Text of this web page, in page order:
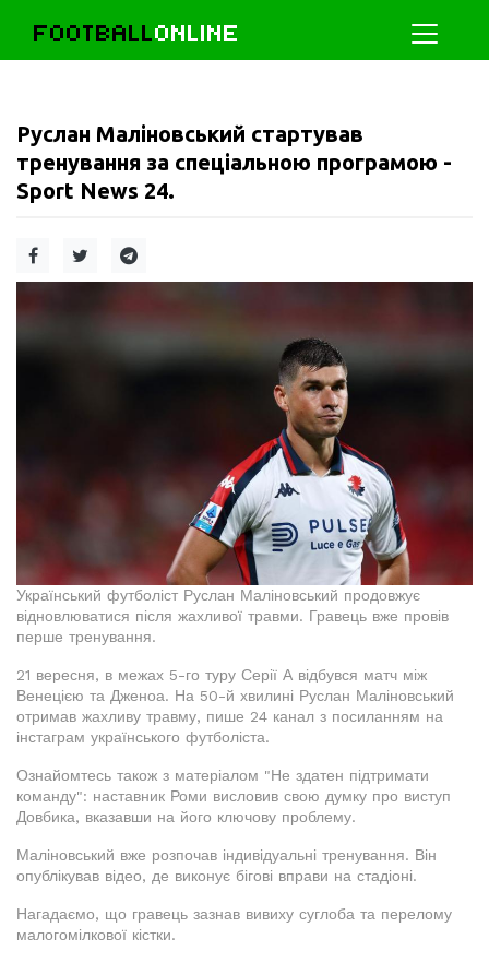
FOOTBALLONLINE
Руслан Маліновський стартував
тренування за спеціальною програмою -
Sport News 24.
Український футболіст Руслан Маліновський продовжує
відновлюватися після жахливої травми. Гравець вже провів
перше тренування.
21 вересня, в межах 5-го туру Серії А відбувся матч між
Венецією та Дженоа. На 50-й хвилині Руслан Маліновський
отримав жахливу травму, пише 24 канал з посиланням на
інстаграм українського футболіста.
Ознайомтесь також з матеріалом "Не здатен підтримати
команду": наставник Роми висловив свою думку про виступ
Довбика, вказавши на його ключову проблему.
Маліновський вже розпочав індивідуальні тренування. Він
опублікував відео, де виконує бігові вправи на стадіоні.
Нагадаємо, що гравець зазнав вивиху суглоба та перелому
малогомілкової кістки.